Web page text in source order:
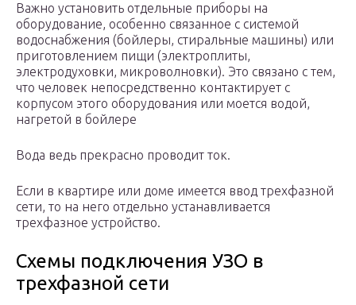
Важно установить отдельные приборы на
оборудование, особенно связанное с системой
водоснабжения (бойлеры, стиральные машины) или
приготовлением пищи (электроплиты,
электродуховки, микроволновки). Это связано с тем,
что человек непосредственно контактирует с
корпусом этого оборудования или моется водой,
нагретой в бойлере
Вода ведь прекрасно проводит ток.
Если в квартире или доме имеется ввод трехфазной
сети, то на него отдельно устанавливается
трехфазное устройство.
Схемы подключения УЗО в
трехфазной сети